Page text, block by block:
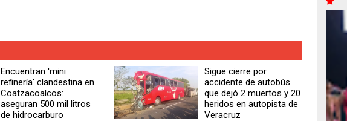
Encuentran 'mini
refinería' clandestina en
Coatzacoalcos:
aseguran 500 mil litros
de hidrocarburo
Sigue cierre por
accidente de autobús
que dejó 2 muertos y 20
heridos en autopista de
Veracruz